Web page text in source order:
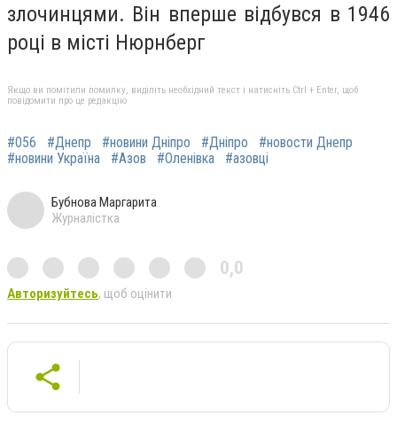
злочинцями. Він вперше відбувся в 1946
році в місті Нюрнберг
Якщо ви помітили помилку, виділіть необхідний текст і натисніть Ctrl + Enter, щоб
повідомити про це редакцію
#056 #Днепр #новини Дніпро #Дніпро
#новости Днепр
#новини Україна
#Азов #Оленівка #азовці
Бубнова Маргарита
Журналістка
0,0
Авторизуйтесь, щоб оцінити